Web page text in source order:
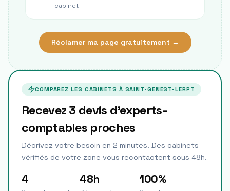
cabinet
Réclamer ma page gratuitement →
COMPAREZ LES CABINETS À SAINT-GENEST-LERPT
Recevez 3 devis d'experts-
comptables proches
Décrivez votre besoin en 2 minutes. Des cabinets
vérifiés de votre zone vous recontactent sous 48h.
4 48h 100%